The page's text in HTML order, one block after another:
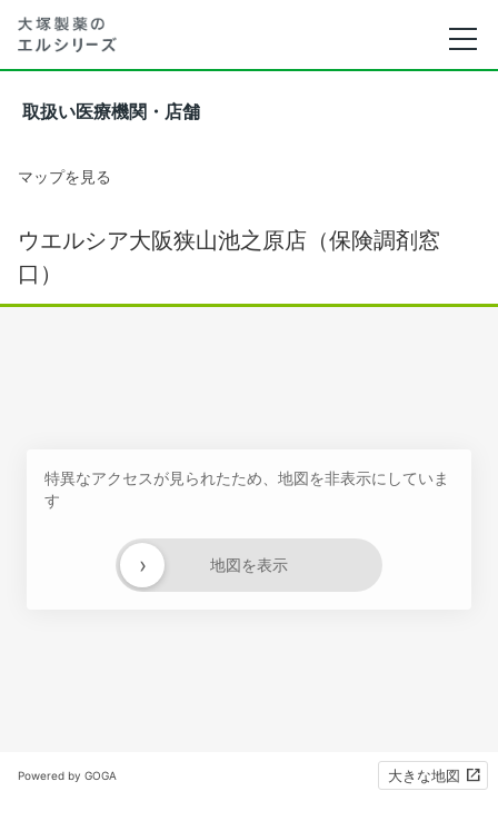
取扱い医療機関・店舗
マップを見る
ウエルシア大阪狭山池之原店（保険調剤窓
口）
特異なアクセスが見られたため、地図を非表示にしていま
す
地図を表示
›
Powered by GOGA 大きな地図